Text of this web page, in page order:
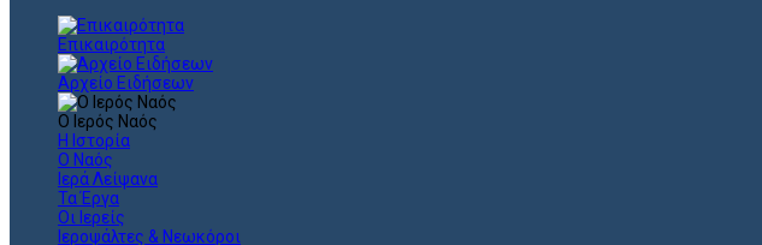
Επικαιρότητα
Αρχείο Ειδήσεων
Ο Ιερός Ναός
Η Ιστορία
Ο Ναός
Ιερά Λείψανα
Τα Έργα
Οι Ιερείς
Ιεροψάλτες & Νεωκόροι